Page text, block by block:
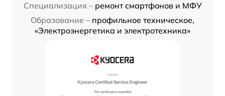
Специализация – ремонт смартфонов и МФУ
Образование – профильное техническое,
«Электроэнергетика и электротехника»